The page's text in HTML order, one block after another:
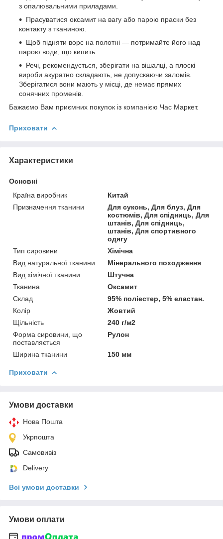
з опалювальними приладами.
Прасуватися оксамит на вагу або парою праски без
контакту з тканиною.
Щоб підняти ворс на полотні — потримайте його над
парою води, що кипить.
Речі, рекомендується, зберігати на вішалці, а плоскі
вироби акуратно складають, не допускаючи заломів.
Зберігатися вони мають у місці, де немає прямих
сонячних променів.
Бажаємо Вам приємних покупок із компанією Час Маркет.
Приховати
Характеристики
Основні
Країна виробник
Китай
Призначення тканини
Для суконь, Для блуз, Для
костюмів, Для спідниць, Для
штанів, Для спідниць,
штанів, Для спортивного
одягу
Тип сировини
Хімічна
Вид натуральної тканини
Мінерального походження
Вид хімічної тканини
Штучна
Тканина
Оксамит
Склад
95% поліестер, 5% еластан.
Колір
Жовтий
Щільність
240 г/м2
Форма сировини, що
поставляється
Рулон
Ширина тканини 150 мм
Приховати
Умови доставки
Нова Пошта
Укрпошта
Самовивіз
Delivery
Всі умови доставки
Умови оплати